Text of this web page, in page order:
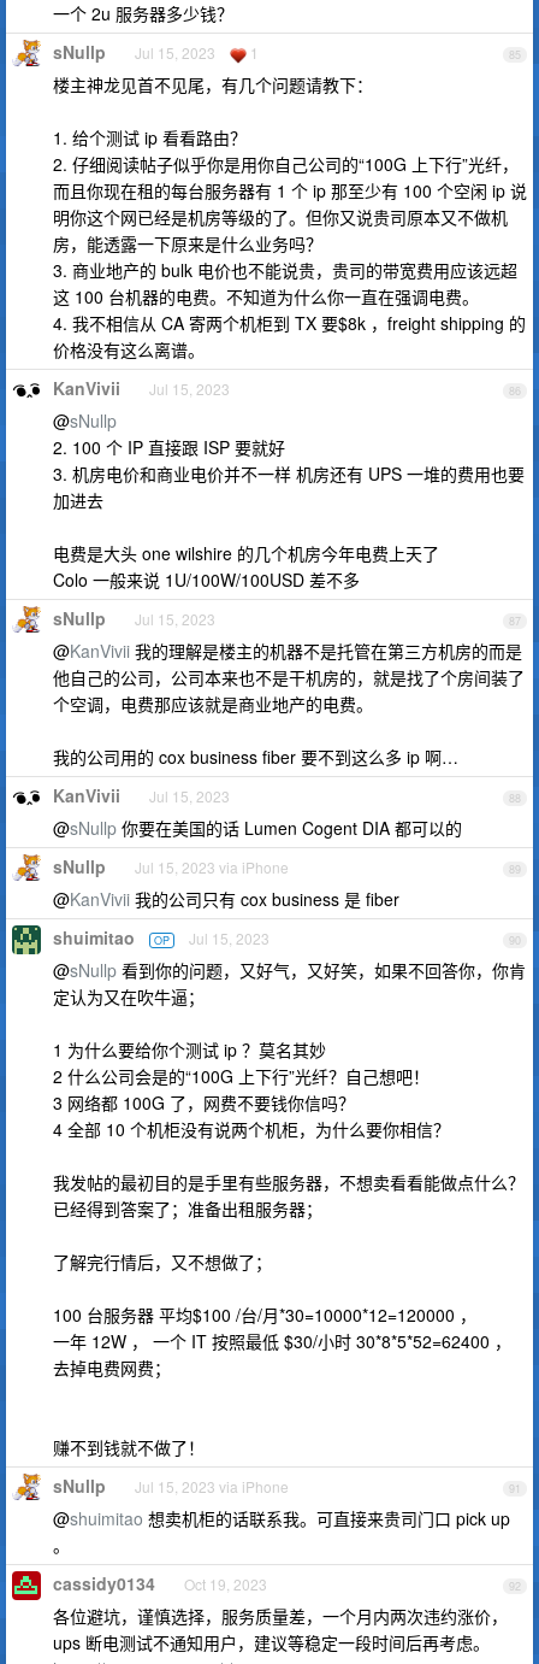
一个 2u 服务器多少钱？
85
sNullp Jul 15, 2023 1
楼主神龙见首不见尾，有几个问题请教下：
1. 给个测试 ip 看看路由？
2. 仔细阅读帖子似乎你是用你自己公司的“100G 上下行”光纤，
而且你现在租的每台服务器有 1 个 ip 那至少有 100 个空闲 ip 说
明你这个网已经是机房等级的了。但你又说贵司原本又不做机
房，能透露一下原来是什么业务吗？
3. 商业地产的 bulk 电价也不能说贵，贵司的带宽费用应该远超
这 100 台机器的电费。不知道为什么你一直在强调电费。
4. 我不相信从 CA 寄两个机柜到 TX 要$8k ，freight shipping 的
价格没有这么离谱。
86
KanVivii Jul 15, 2023
@sNullp
2. 100 个 IP 直接跟 ISP 要就好
3. 机房电价和商业电价并不一样 机房还有 UPS 一堆的费用也要
加进去
电费是大头 one wilshire 的几个机房今年电费上天了
Colo 一般来说 1U/100W/100USD 差不多
87
sNullp Jul 15, 2023
@KanVivii 我的理解是楼主的机器不是托管在第三方机房的而是
他自己的公司，公司本来也不是干机房的，就是找了个房间装了
个空调，电费那应该就是商业地产的电费。
我的公司用的 cox business fiber 要不到这么多 ip 啊…
88
KanVivii Jul 15, 2023
@sNullp 你要在美国的话 Lumen Cogent DIA 都可以的
89
sNullp Jul 15, 2023 via iPhone
@KanVivii 我的公司只有 cox business 是 fiber
90
shuimitao OP Jul 15, 2023
@sNullp 看到你的问题，又好气，又好笑，如果不回答你，你肯
定认为又在吹牛逼；
1 为什么要给你个测试 ip ？莫名其妙
2 什么公司会是的“100G 上下行”光纤？自己想吧！
3 网络都 100G 了，网费不要钱你信吗？
4 全部 10 个机柜没有说两个机柜，为什么要你相信？
我发帖的最初目的是手里有些服务器，不想卖看看能做点什么？
已经得到答案了；准备出租服务器；
了解完行情后，又不想做了；
100 台服务器 平均$100 /台/月*30=10000*12=120000 ，
一年 12W ， 一个 IT 按照最低 $30/小时 30*8*5*52=62400 ，
去掉电费网费；
赚不到钱就不做了！
91
sNullp Jul 15, 2023 via iPhone
@shuimitao 想卖机柜的话联系我。可直接来贵司门口 pick up
。
92
cassidy0134 Oct 19, 2023
各位避坑，谨慎选择，服务质量差，一个月内两次违约涨价，
ups 断电测试不通知用户，建议等稳定一段时间后再考虑。